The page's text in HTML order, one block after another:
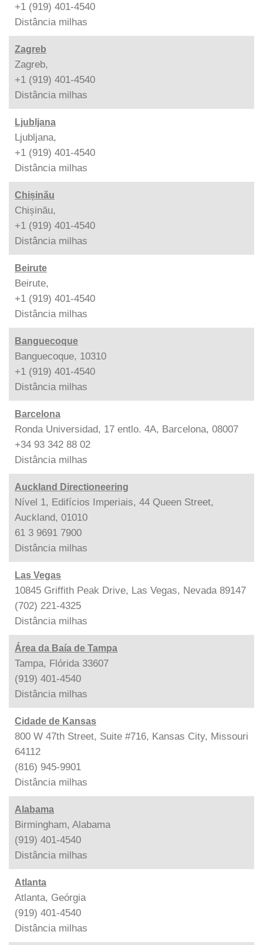
+1 (919) 401-4540
Distância milhas
Zagreb
Zagreb,
+1 (919) 401-4540
Distância milhas
Ljubljana
Ljubljana,
+1 (919) 401-4540
Distância milhas
Chișinău
Chișinău,
+1 (919) 401-4540
Distância milhas
Beirute
Beirute,
+1 (919) 401-4540
Distância milhas
Banguecoque
Banguecoque, 10310
+1 (919) 401-4540
Distância milhas
Barcelona
Ronda Universidad, 17 entlo. 4A, Barcelona, 08007
+34 93 342 88 02
Distância milhas
Auckland Directioneering
Nível 1, Edifícios Imperiais, 44 Queen Street,
Auckland, 01010
61 3 9691 7900
Distância milhas
Las Vegas
10845 Griffith Peak Drive, Las Vegas, Nevada 89147
(702) 221-4325
Distância milhas
Área da Baía de Tampa
Tampa, Flórida 33607
(919) 401-4540
Distância milhas
Cidade de Kansas
800 W 47th Street, Suite #716, Kansas City, Missouri
64112
(816) 945-9901
Distância milhas
Alabama
Birmingham, Alabama
(919) 401-4540
Distância milhas
Atlanta
Atlanta, Geórgia
(919) 401-4540
Distância milhas